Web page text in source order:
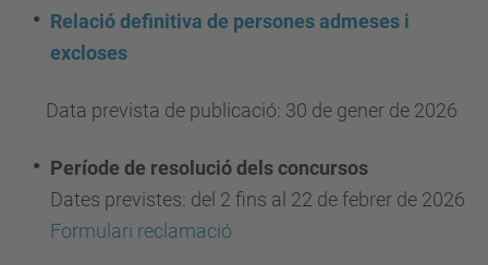
Relació definitiva de persones admeses i
excloses
Data prevista de publicació: 30 de gener de 2026
Període de resolució dels concursos
Dates previstes: del 2 fins al 22 de febrer de 2026
Formulari reclamació